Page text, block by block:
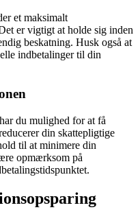
et maksimalt
er vigtigt at holde sig inden
beskatning. Husk også at
indbetalinger til din
du mulighed for at få
din skattepligtige
til at minimere din
opmærksom på